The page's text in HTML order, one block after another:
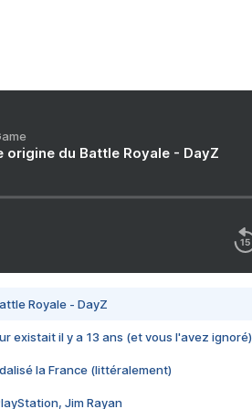
origine du Battle Royale - DayZ
Royale - DayZ
existait il y a 13 ans (et vous l'avez ignoré)
la France (littéralement)
Jim Rayan